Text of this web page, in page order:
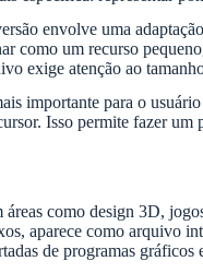
envolve uma
um recurso
exige atenção ao
importante para o
Isso permite fazer
como design 3D,
aparece como arquivo
de programas gráficos